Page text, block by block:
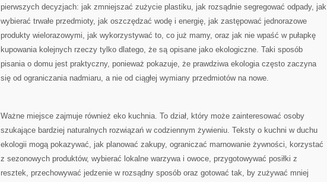
pierwszych decyzjach: jak zmniejszać zużycie plastiku, jak rozsądnie segregować odpady, jak
wybierać trwałe przedmioty, jak oszczędzać wodę i energię, jak zastępować jednorazowe
produkty wielorazowymi, jak wykorzystywać to, co już mamy, oraz jak nie wpaść w pułapkę
kupowania kolejnych rzeczy tylko dlatego, że są opisane jako ekologiczne. Taki sposób
pisania o domu jest praktyczny, ponieważ pokazuje, że prawdziwa ekologia często zaczyna
się od ograniczania nadmiaru, a nie od ciągłej wymiany przedmiotów na nowe.
Ważne miejsce zajmuje również eko kuchnia. To dział, który może zainteresować osoby
szukające bardziej naturalnych rozwiązań w codziennym żywieniu. Teksty o kuchni w duchu
ekologii mogą pokazywać, jak planować zakupy, ograniczać marnowanie żywności, korzystać
z sezonowych produktów, wybierać lokalne warzywa i owoce, przygotowywać posiłki z
resztek, przechowywać jedzenie w rozsądny sposób oraz gotować tak, by zużywać mniej